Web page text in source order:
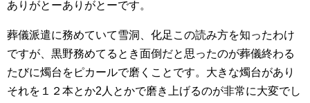
ありがとーありがとーです。
葬儀派遣に務めていて雪洞、化足この読み方を知ったわけ
ですが、黒野務めてるとき面倒だと思ったのが葬儀終わる
たびに燭台をピカールで磨くことです。大きな燭台があり
それを１２本とか2人とかで磨き上げるのが非常に大変でし